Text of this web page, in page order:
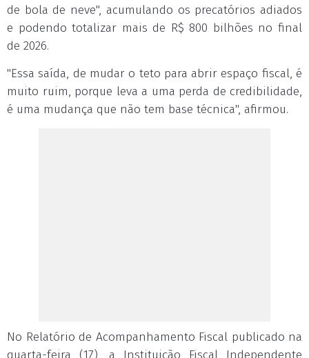
de bola de neve", acumulando os precatórios adiados
e podendo totalizar mais de R$ 800 bilhões no final
de 2026.
"Essa saída, de mudar o teto para abrir espaço fiscal, é
muito ruim, porque leva a uma perda de credibilidade,
é uma mudança que não tem base técnica", afirmou.
No Relatório de Acompanhamento Fiscal publicado na
quarta-feira (17), a Instituição Fiscal Independente